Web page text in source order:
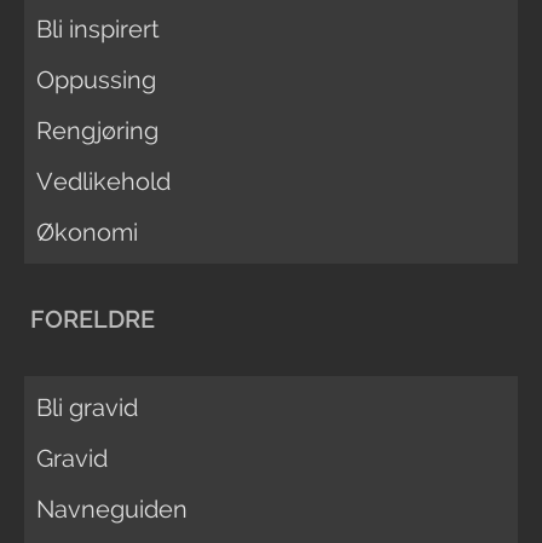
Bli inspirert
Oppussing
Rengjøring
Vedlikehold
Økonomi
FORELDRE
Bli gravid
Gravid
Navneguiden